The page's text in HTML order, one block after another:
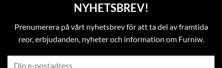
NYHETSBREV!
Prenumerera på vårt nyhetsbrev för att ta del av framtida
reor, erbjudanden, nyheter och information om Furniw.